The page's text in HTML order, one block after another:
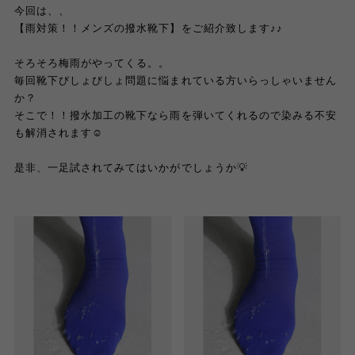
今回は、、
【雨対策！！メンズの撥水靴下】をご紹介致します♪♪
そろそろ梅雨がやってくる。。
毎回靴下びしょびしょ問題に悩まれている方いらっしゃいません
か？
そこで！！撥水加工の靴下なら雨を弾いてくれるので染みる不安
も解消されます☺️
是非、一足試されてみてはいかがでしょうか💡